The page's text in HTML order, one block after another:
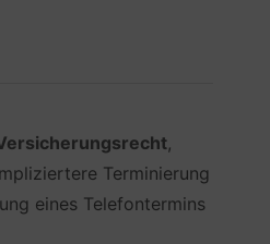
,
Terminierung
eines Telefontermins